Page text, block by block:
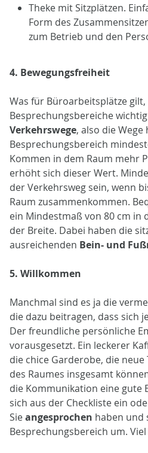
Theke mit Sitzplätzen.
Form des
zum Betrieb und den
4. Bewegungsfreiheit
Was für Büroarbeitsplätze
Besprechungsbereiche
Verkehrswege, also die Wege
Besprechungsbereich
Kommen in dem Raum mehr
erhöht sich dieser Wert.
der Verkehrsweg sein, wenn
Raum zusammenkommen.
ein Mindestmaß von 80 cm in
der Breite. Dabei haben die
ausreichenden Bein- und
5. Willkommen
Manchmal sind es ja die
die dazu beitragen, dass sich
Der freundliche persönliche
vorausgesetzt. Ein leckerer
die chice Garderobe, die
des Raumes insgesamt
die Kommunikation eine gute
sich aus der Checkliste ein
Sieangesprochen haben und
Besprechungsbereich um. Viel